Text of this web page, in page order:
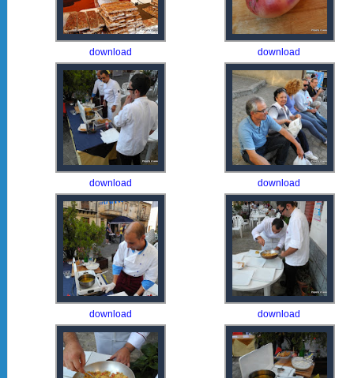
download download
download download
download download